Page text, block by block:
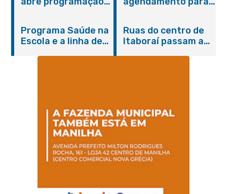
serviços gratuitos e
orientações
Programa Saúde na
Escola e a linha de
Magalhães Seabra
Ruas do centro de
Itaboraí passam a